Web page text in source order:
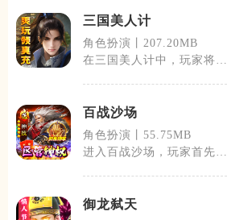
三国美人计
角色扮演丨207.20MB
在三国美人计中，玩家将扮
百战沙场
角色扮演丨55.75MB
进入百战沙场，玩家首先需
御龙弑天